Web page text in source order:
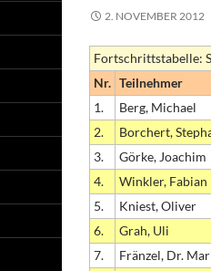
2. NOVEMBER 2012
Fortschrittstabelle:
Nr. Teilnehmer
1.
Berg, Michael
2.
Borchert,
3.
Görke, Joachim
4.
Winkler, Fabian
5.
Kniest, Oliver
6.
Grah, Uli
7.
Fränzel, Dr.